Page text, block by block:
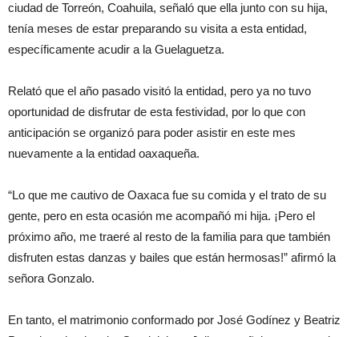
ciudad de Torreón, Coahuila, señaló que ella junto con su hija,
tenía meses de estar preparando su visita a esta entidad,
específicamente acudir a la Guelaguetza.
Relató que el año pasado visitó la entidad, pero ya no tuvo
oportunidad de disfrutar de esta festividad, por lo que con
anticipación se organizó para poder asistir en este mes
nuevamente a la entidad oaxaqueña.
“Lo que me cautivo de Oaxaca fue su comida y el trato de su
gente, pero en esta ocasión me acompañó mi hija. ¡Pero el
próximo año, me traeré al resto de la familia para que también
disfruten estas danzas y bailes que están hermosas!” afirmó la
señora Gonzalo.
En tanto, el matrimonio conformado por José Godínez y Beatriz